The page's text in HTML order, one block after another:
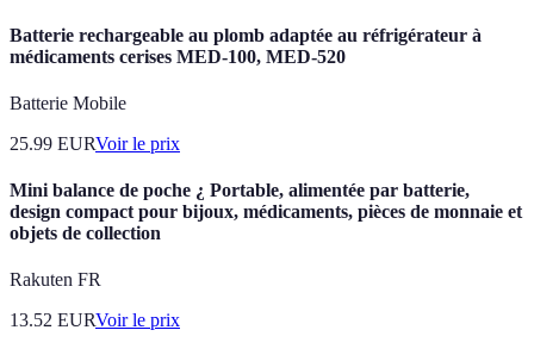
Batterie rechargeable au plomb adaptée au réfrigérateur à
médicaments cerises MED-100, MED-520
Batterie Mobile
25.99 EURVoir le prix
Mini balance de poche ¿ Portable, alimentée par batterie,
design compact pour bijoux, médicaments, pièces de monnaie et
objets de collection
Rakuten FR
13.52 EURVoir le prix